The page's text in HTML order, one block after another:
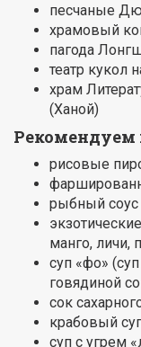
песчаные
храмовый
пагода
театр кукол
храм
(Ханой)
Рекомендуем
рисовые
рыбный
манго, личи,
суп «фо»
говядиной
сок
крабовый
суп с угрем